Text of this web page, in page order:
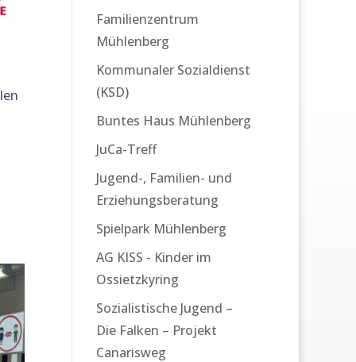
Familienzentrum
Mühlenberg
Kommunaler Sozialdienst
(KSD)
Buntes Haus Mühlenberg
JuCa-Treff
Jugend-, Familien- und
Erziehungsberatung
Spielpark Mühlenberg
AG KISS - Kinder im
Ossietzkyring
Sozialistische Jugend –
Die Falken – Projekt
Canarisweg